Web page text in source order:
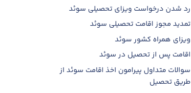
رد شدن درخواست ویزای تحصیلی سوئد
تمدید مجوز اقامت تحصیلی سوئد
ویزای همراه کشور سوئد
اقامت پس از تحصیل در سوئد
سوالات متداول پیرامون اخذ اقامت سوئد از
طریق تحصیل